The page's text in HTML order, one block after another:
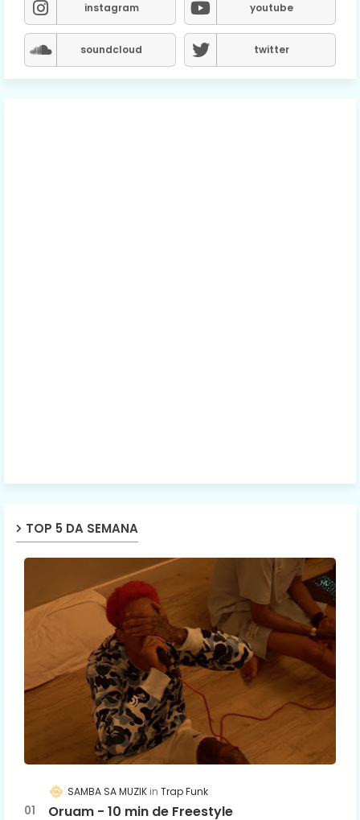
instagram youtube
soundcloud twitter
TOP 5 DA SEMANA
SAMBA SA MUZIK Trap Funk
Oruam - 10 min de Freestyle